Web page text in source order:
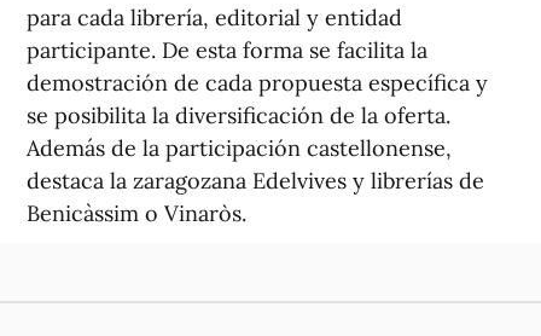
para cada librería, editorial y entidad
participante. De esta forma se facilita la
demostración de cada propuesta específica y
se posibilita la diversificación de la oferta.
Además de la participación castellonense,
destaca la zaragozana Edelvives y librerías de
Benicàssim o Vinaròs.